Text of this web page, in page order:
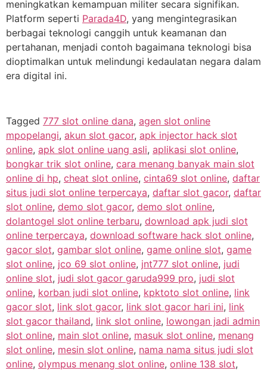
meningkatkan kemampuan militer secara signifikan.
Platform seperti Parada4D, yang mengintegrasikan
berbagai teknologi canggih untuk keamanan dan
pertahanan, menjadi contoh bagaimana teknologi bisa
dioptimalkan untuk melindungi kedaulatan negara dalam
era digital ini.
Tagged 777 slot online dana, agen slot online
mpopelangi, akun slot gacor, apk injector hack slot
online, apk slot online uang asli, aplikasi slot online,
bongkar trik slot online, cara menang banyak main slot
online di hp, cheat slot online, cinta69 slot online, daftar
situs judi slot online terpercaya, daftar slot gacor, daftar
slot online, demo slot gacor, demo slot online,
dolantogel slot online terbaru, download apk judi slot
online terpercaya, download software hack slot online,
gacor slot, gambar slot online, game online slot, game
slot online, jco 69 slot online, jnt777 slot online, judi
online slot, judi slot gacor garuda999 pro, judi slot
online, korban judi slot online, kpktoto slot online, link
gacor slot, link slot gacor, link slot gacor hari ini, link
slot gacor thailand, link slot online, lowongan jadi admin
slot online, main slot online, masuk slot online, menang
slot online, mesin slot online, nama nama situs judi slot
online, olympus menang slot online, online 138 slot,